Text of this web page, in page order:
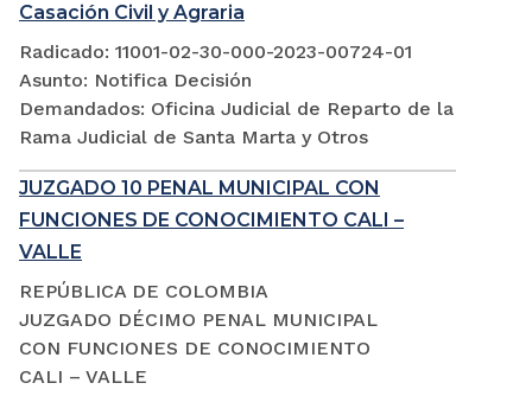
Casación Civil y Agraria
Radicado: 11001-02-30-000-2023-00724-01
Asunto: Notifica Decisión
Demandados: Oficina Judicial de Reparto de la
Rama Judicial de Santa Marta y Otros
JUZGADO 10 PENAL MUNICIPAL CON
FUNCIONES DE CONOCIMIENTO CALI –
VALLE
REPÚBLICA DE COLOMBIA
JUZGADO DÉCIMO PENAL MUNICIPAL
CON FUNCIONES DE CONOCIMIENTO
CALI – VALLE